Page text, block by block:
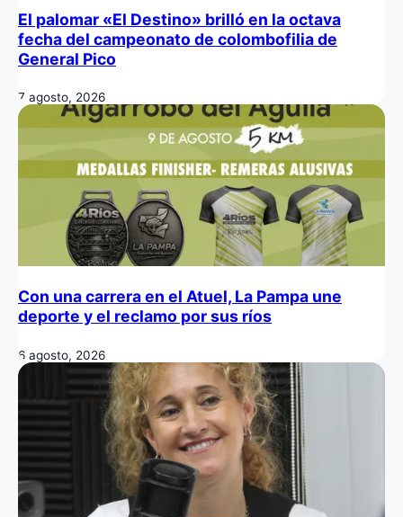
El palomar «El Destino» brilló en la octava
fecha del campeonato de colombofilia de
General Pico
7 agosto, 2026
Con una carrera en el Atuel, La Pampa une
deporte y el reclamo por sus ríos
6 agosto, 2026